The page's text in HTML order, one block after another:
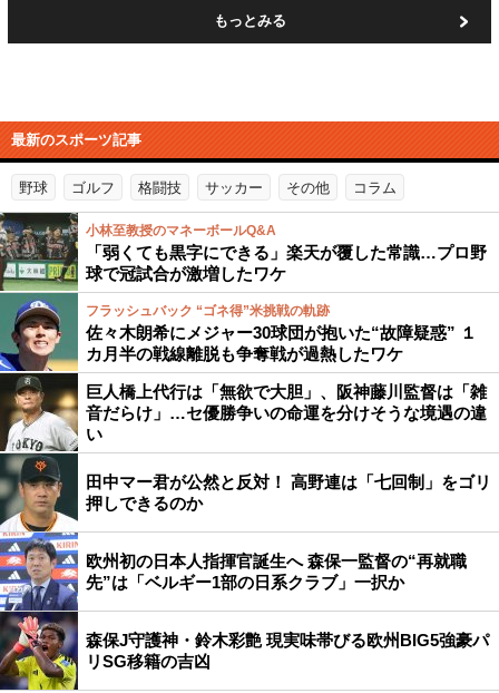
もっとみる
最新のスポーツ記事
野球 ゴルフ 格闘技 サッカー その他 コラム
小林至教授のマネーボールQ&A
「弱くても黒字にできる」楽天が覆した常識…プロ野
球で冠試合が激増したワケ
フラッシュバック “ゴネ得”米挑戦の軌跡
佐々木朗希にメジャー30球団が抱いた“故障疑惑” １
カ月半の戦線離脱も争奪戦が過熱したワケ
巨人橋上代行は「無欲で大胆」、阪神藤川監督は「雑
音だらけ」…セ優勝争いの命運を分けそうな境遇の違
い
田中マー君が公然と反対！ 高野連は「七回制」をゴリ
押しできるのか
欧州初の日本人指揮官誕生へ 森保一監督の“再就職
先”は「ベルギー1部の日系クラブ」一択か
森保J守護神・鈴木彩艶 現実味帯びる欧州BIG5強豪パ
リSG移籍の吉凶